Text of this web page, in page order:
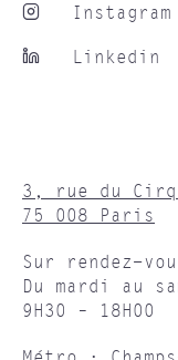
Instagram
Linkedin
3, rue du
75 008 Paris
Sur rendez-
Du mardi au
9H30 – 18H00